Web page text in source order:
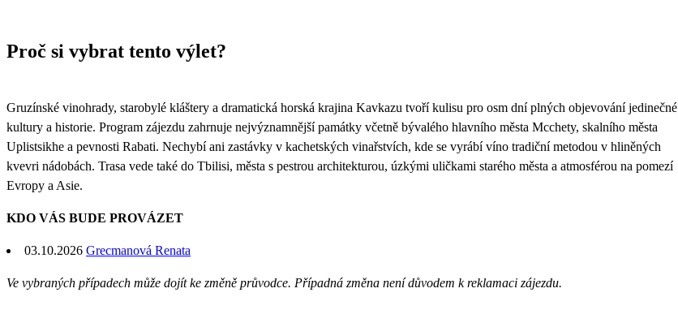
Proč si vybrat tento výlet?
Gruzínské vinohrady, starobylé kláštery a dramatická horská krajina Kavkazu tvoří kulisu pro osm dní plných objevování jedinečné
kultury a historie. Program zájezdu zahrnuje nejvýznamnější památky včetně bývalého hlavního města Mcchety, skalního města
Uplistsikhe a pevnosti Rabati. Nechybí ani zastávky v kachetských vinařstvích, kde se vyrábí víno tradiční metodou v hliněných
kvevri nádobách. Trasa vede také do Tbilisi, města s pestrou architekturou, úzkými uličkami starého města a atmosférou na pomezí
Evropy a Asie.
KDO VÁS BUDE PROVÁZET
03.10.2026 Grecmanová Renata
Ve vybraných případech může dojít ke změně průvodce. Případná změna není důvodem k reklamaci zájezdu.